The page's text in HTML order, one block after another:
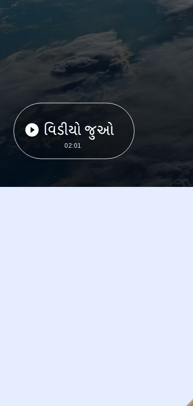
વિડીયો જુઓ
02:01